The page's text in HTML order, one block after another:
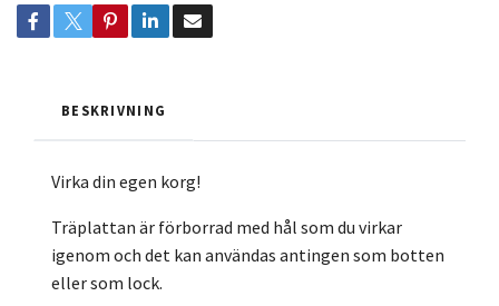
BESKRIVNING
Virka din egen korg!
Träplattan är förborrad med hål som du virkar
igenom och det kan användas antingen som botten
eller som lock.